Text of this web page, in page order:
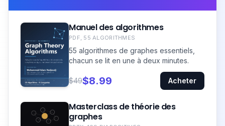
Manuel des algorithmes
PDF, 55 ALGORITHMES
55 algorithmes de graphes essentiels,
chacun se lit en une à deux minutes.
$49$8.99 Acheter
Masterclass de théorie des
graphes